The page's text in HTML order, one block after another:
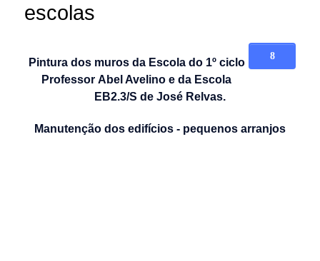
escolas
Pintura dos muros da Escola do 1º ciclo
Professor Abel Avelino e da Escola
EB2.3/S de José Relvas.
Manutenção dos edifícios - pequenos arranjos